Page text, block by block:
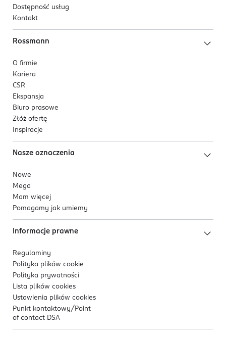
PRODUCENT/PODMIOT ODPOWIEDZIALNY
ul. Pojezierska 90 A
Kod EAN
5 902101 514866
Dostępność usług
Kontakt
Rossmann
O firmie
Kariera
CSR
Ekspansja
Biuro prasowe
Złóż ofertę
Inspiracje
Nasze oznaczenia
Nowe
Mega
Mam więcej
Pomagamy jak umiemy
Informacje prawne
Regulaminy
Polityka plików cookie
Polityka prywatności
Lista plików cookies
Ustawienia plików cookies
Punkt kontaktowy/ Point
of contact DSA